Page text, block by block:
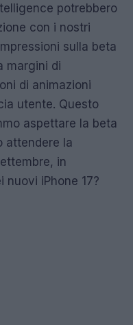
potrebbero
con i nostri
sulla beta
margini di
di animazioni
utente. Questo
aspettare la beta
attendere la
in
iPhone 17?